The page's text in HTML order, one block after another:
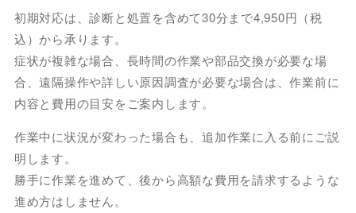
初期対応は、診断と処置を含めて30分まで4,950円（税
込）から承ります。
症状が複雑な場合、長時間の作業や部品交換が必要な場
合、遠隔操作や詳しい原因調査が必要な場合は、作業前に
内容と費用の目安をご案内します。
作業中に状況が変わった場合も、追加作業に入る前にご説
明します。
勝手に作業を進めて、後から高額な費用を請求するような
進め方はしません。